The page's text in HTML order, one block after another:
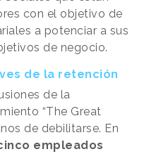
con el objetivo de
a potenciar a sus
de negocio.
de la retención
de la
“The Great
de debilitarse. En
empleados